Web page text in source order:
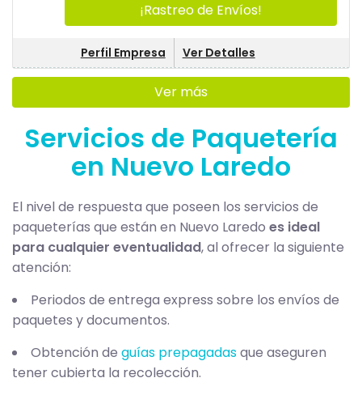
¡Rastreo de Envíos!
Perfil Empresa Ver Detalles
Ver más
Servicios de Paquetería
en Nuevo Laredo
El nivel de respuesta que poseen los servicios de
paqueterías que están en Nuevo Laredo es ideal
para cualquier eventualidad, al ofrecer la siguiente
atención:
Periodos de entrega express sobre los envíos de
paquetes y documentos.
Obtención de guías prepagadasque aseguren
tener cubierta la recolección.